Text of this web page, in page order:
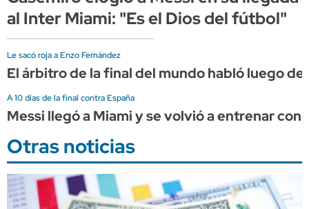
al Inter Miami: "Es el Dios del fútbol"
Le sacó roja a Enzo Fernández
El árbitro de la final del mundo habló luego
A 10 días de la final contra España
Messi llegó a Miami y se volvió a entrenar
Otras noticias